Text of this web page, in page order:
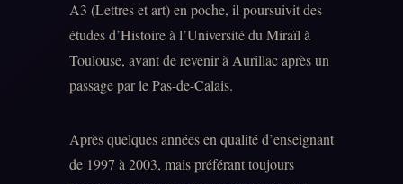
A3 (Lettres et art) en poche, il poursuivit des
études d’Histoire à l’Université du Miraïl à
Toulouse, avant de revenir à Aurillac après un
passage par le Pas-de-Calais.
Après quelques années en qualité d’enseignant
de 1997 à 2003, mais préférant toujours